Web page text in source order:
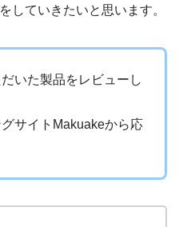
していきたいと思います。
いた製品をレビューし
サイトMakuakeから応